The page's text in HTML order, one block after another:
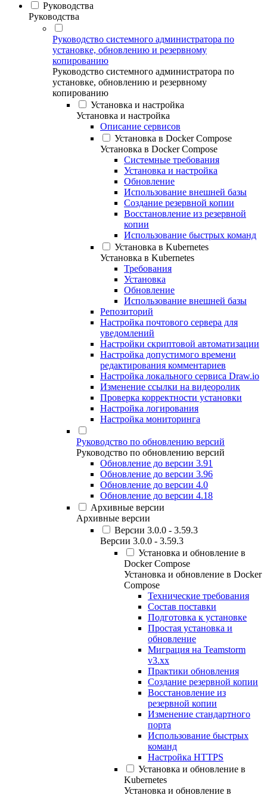
Руководства
Руководства
Руководство системного администратора по
установке, обновлению и резервному
копированию
Руководство системного администратора по
установке, обновлению и резервному
копированию
Установка и настройка
Установка и настройка
Описание сервисов
Установка в Docker Compose
Установка в Docker Compose
Системные требования
Установка и настройка
Обновление
Использование внешней базы
Создание резервной копии
Восстановление из резервной
копии
Использование быстрых команд
Установка в Kubernetes
Установка в Kubernetes
Требования
Установка
Обновление
Использование внешней базы
Репозиторий
Настройка почтового сервера для
уведомлений
Настройки скриптовой автоматизации
Настройка допустимого времени
редактирования комментариев
Настройка локального сервиса Draw.io
Изменение ссылки на видеоролик
Проверка корректности установки
Настройка логирования
Настройка мониторинга
Руководство по обновлению версий
Руководство по обновлению версий
Обновление до версии 3.91
Обновление до версии 3.96
Обновление до версии 4.0
Обновление до версии 4.18
Архивные версии
Архивные версии
Версии 3.0.0 - 3.59.3
Версии 3.0.0 - 3.59.3
Установка и обновление в
Docker Compose
Установка и обновление в Docker
Compose
Технические требования
Состав поставки
Подготовка к установке
Простая установка и
обновление
Миграция на Teamstorm
v3.xx
Практики обновления
Создание резервной копии
Восстановление из
резервной копии
Изменение стандартного
порта
Использование быстрых
команд
Настройка HTTPS
Установка и обновление в
Kubernetes
Установка и обновление в